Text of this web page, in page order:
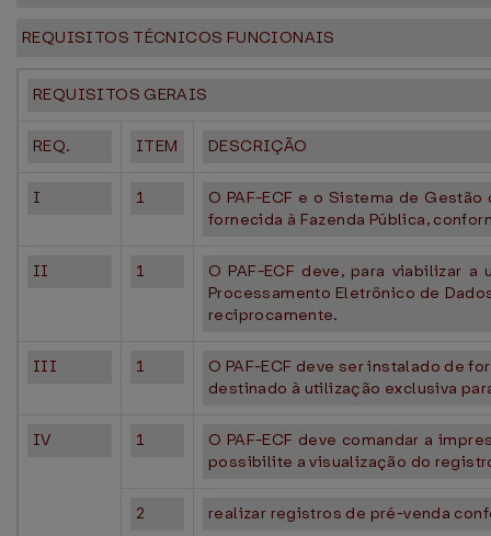
REQUISITOS TÉCNICOS FUNCIONAIS
REQUISITOS GERAIS
REQ. ITEM DESCRIÇÃO
I 1
O PAF-ECF e o Sistema de
fornecida à Fazenda Pública,
II 1
O PAF-ECF deve, para viabilizar
Processamento Eletrônico de
reciprocamente.
III 1
O PAF-ECF deve ser instalado de
destinado à utilização exclusiva
IV 1
O PAF-ECF deve comandar a
possibilite a visualização do
2 realizar registros de pré-venda